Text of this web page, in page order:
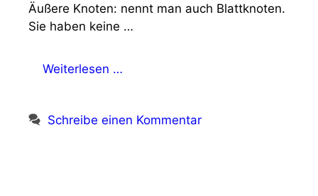
Äußere Knoten: nennt man auch Blattknoten.
Sie haben keine …
Weiterlesen …
Schreibe einen Kommentar